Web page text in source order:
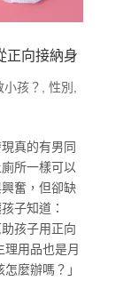
正向接納身
小孩？ 性別
真的有男同
所一樣可以
奮，但卻缺
子知道：
孩子用正向
用品也是月
麼辦嗎？」